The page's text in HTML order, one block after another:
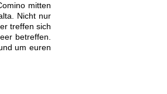
mitten
Nicht nur
treffen sich
betreffen.
um euren